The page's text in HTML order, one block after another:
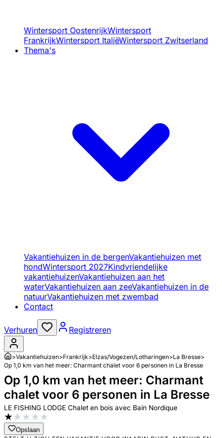
Wintersport OostenrijkWintersport
FrankrijkWintersport ItaliëWintersport Zwitserland
Thema's
Vakantiehuizen in de bergenVakantiehuizen met
hondWintersport 2027Kindvriendelijke
vakantiehuizenVakantiehuizen aan het
waterVakantiehuizen aan zeeVakantiehuizen in de
natuurVakantiehuizen met zwembad
Contact
Verhuren Registreren
>Vakantiehuizen>Frankrijk>Elzas/Vogezen/Lotharingen>La Bresse>
Op 1,0 km van het meer: Charmant chalet voor 6 personen in La Bresse
Op 1,0 km van het meer: Charmant
chalet voor 6 personen in La Bresse
LE FISHING LODGE Chalet en bois avec Bain Nordique
★★★★★
Opslaan